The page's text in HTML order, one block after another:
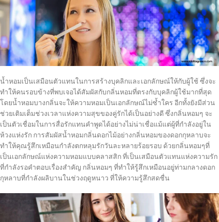
น้ำหอมเป็นเสมือนตัวแทนในการสร้างบุคลิกและเอกลักษณ์ให้กับผู้ใช้ ซึ่งจะ
ทำให้คนรอบข้างที่พบเจอได้สัมผัสกับกลิ่นหอมที่ตรงกับบุคลิกผู้ใช้มากที่สุด
โดยน้ำหอมบางกลิ่นจะให้ความหอมเป็นเอกลักษณ์ไม่ซ้ำใคร อีกทั้งยังมีส่วน
ช่วยเติมเต็มช่วงเวลาแห่งความสุขของคู่รักได้เป็นอย่างดี ซึ่งกลิ่นหอมๆ จะ
เป็นตัวเชื่อมในการสื่อรักแทนคำพูดได้อย่างไม่น่าเชื่อแม้แต่ผู้ที่กำลังอยู่ใน
ห้วงแห่งรัก การสัมผัสน้ำหอมกลิ่นดอกไม้อย่างกลิ่นหอมของดอกกุหลาบจะ
ทำให้คุณรู้สึกเหมือนกำลังตกหลุมรักวันละหลายร้อยรอบ ด้วยกลิ่นหอมๆที่
เป็นเอกลักษณ์แห่งความหอมแบบคลาสสิก ที่เป็นเสมือนตัวแทนแห่งความรัก
ที่กำลังรอคำตอบเรื่องสำคัญ กลิ่นหอมๆ ที่ทำให้รู้สึกเหมือนอยู่ท่ามกลางดอก
กุหลาบที่กำลังผลิบานในช่วงฤดูหนาว ที่ให้ความรู้สึกสดชื่น